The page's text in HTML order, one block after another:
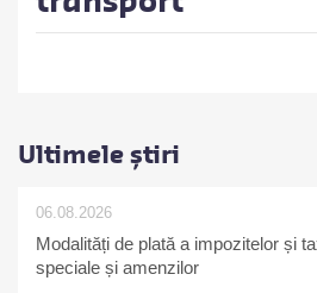
Ultimele știri
06.08.2026
Modalități de plată a impozitelor și
speciale și amenzilor